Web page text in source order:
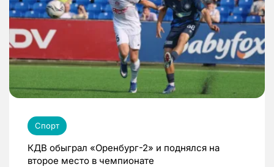
Спорт
КДВ обыграл «Оренбург-2» и поднялся на
второе место в чемпионате